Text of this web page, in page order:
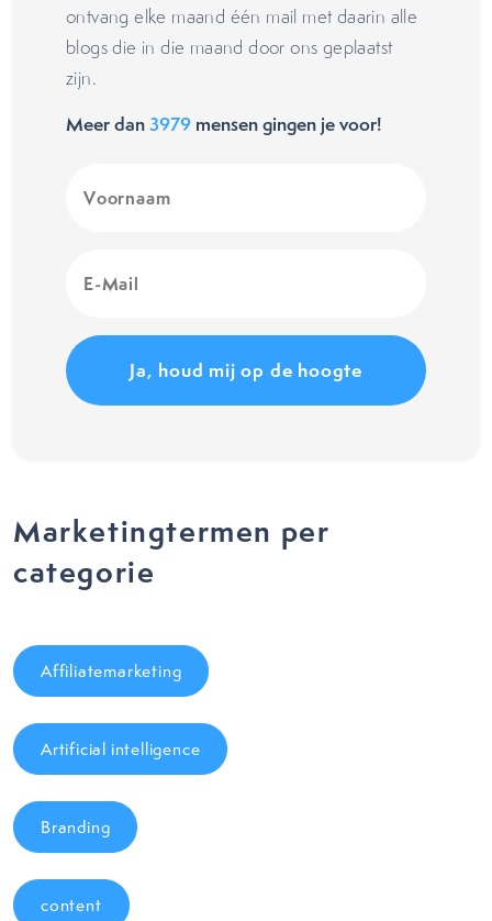
ontvang elke maand één mail met daarin alle
blogs die in die maand door ons geplaatst
zijn.
Meer dan3979 mensen gingen je voor!
(Vereist)
Mail
Marketingtermen per
categorie
Affiliatemarketing
Artificial intelligence
Branding
content